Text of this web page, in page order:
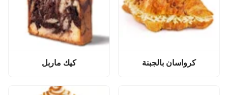
كرواسان بالجبنة كيك ماربل